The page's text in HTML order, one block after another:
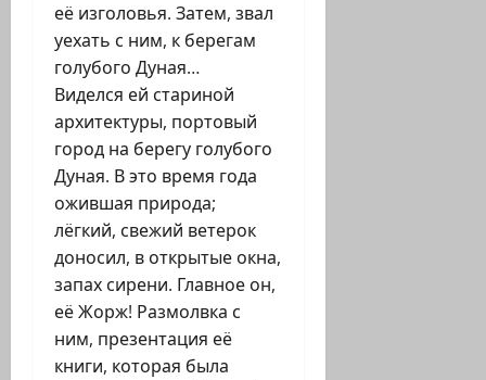
её изголовья. Затем, звал
уехать с ним, к берегам
голубого Дуная…
Виделся ей стариной
архитектуры, портовый
город на берегу голубого
Дуная. В это время года
ожившая природа;
лёгкий, свежий ветерок
доносил, в открытые окна,
запах сирени. Главное он,
её Жорж! Размолвка с
ним, презентация её
книги, которая была